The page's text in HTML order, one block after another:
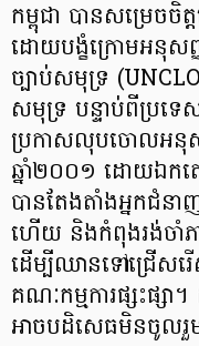
កម្ពុជា បានសម្រេចចិត្
ដោយបង្ខំក្រោមអនុសញ្
ច្បាប់សមុទ្រ
សមុទ្រ បន្ទាប់ពីប្រទេ
ប្រកាសលុបចោលអនុស្
ឆ្នាំ២០០១ ដោយឯកត
បានតែងតាំងអ្នកជំនា
ហើយ និងកំពុងរង់ចាំភ
ដើម្បីឈានទៅជ្រើសរ
គណៈកម្មការផ្សះផ្សា
អាចបដិសេធមិនចូលរួ